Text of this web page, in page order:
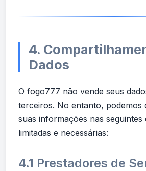
4.
Dados
O fogo777 não vende seus
terceiros. No entanto, podemos
suas informações nas seguintes
limitadas e necessárias:
4.1 Prestadores de